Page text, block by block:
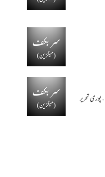
پوری تحریر